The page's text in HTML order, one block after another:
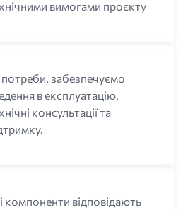
вимогами проєкту
потреби, забезпечуємо
в експлуатацію,
консультації та
компоненти відповідають